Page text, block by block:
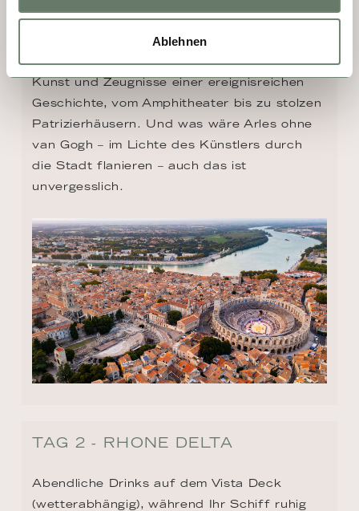
Ablehnen
Diese Perle der Provence ist umgeben von
den schönsten Naturparks in Europa. Arles
steht heute als Inbegriff für bedeutende
Kunst und Zeugnisse einer ereignisreichen
Geschichte, vom Amphitheater bis zu stolzen
Patrizierhäusern. Und was wäre Arles ohne
van Gogh – im Lichte des Künstlers durch
die Stadt flanieren – auch das ist
unvergesslich.
TAG 2 - RHONE DELTA
Abendliche Drinks auf dem Vista Deck
(wetterabhängig), während Ihr Schiff ruhig